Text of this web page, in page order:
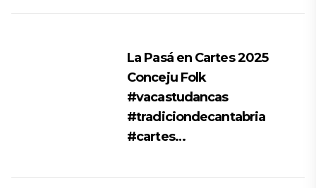
La Pasá en Cartes 2025
Conceju Folk
#vacastudancas
#tradiciondecantabria
#cartes…